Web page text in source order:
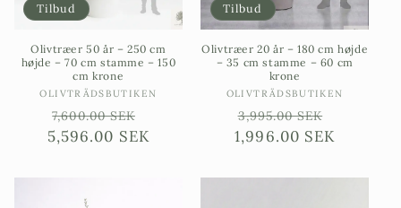
Tilbud
Olivtræer 50 år – 250 cm
højde – 70 cm stamme – 150
cm krone
Sælgere:
OLIVTRÄDSBUTIKEN
Ordinarie
pris
7,600.00 SEK
Försäljningspris
5,596.00 SEK
Tilbud
Olivtræer 20 år – 180 cm højde
– 35 cm stamme – 60 cm
krone
Sælgere:
OLIVTRÄDSBUTIKEN
Ordinarie
pris
3,995.00 SEK
1,996.00 SEK